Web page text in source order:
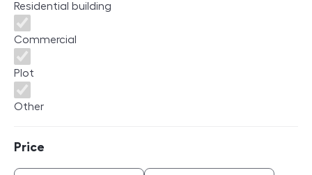
Residential building
Commercial
Plot
Other
Price